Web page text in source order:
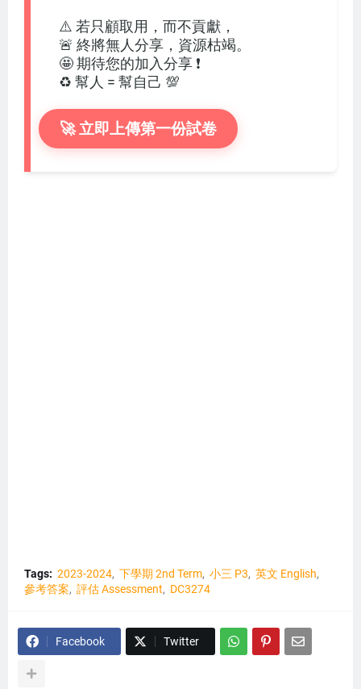
⚠️ 若只顧取用，而不貢獻，
🚨 終將無人分享，資源枯竭。
🤩 期待您的加入分享 ❗
♻️ 幫人 = 幫自己 💯
🚀 立即上傳第一份試卷
Tags: 2023-2024 下學期 2nd Term 小三 P3
英文 English
參考答案
評估 Assessment DC3274
Facebook Twitter